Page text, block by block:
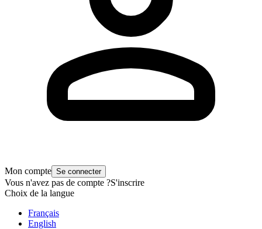
Mon compte Se connecter
Vous n'avez pas de compte ?S'inscrire
Choix de la langue
Français
English